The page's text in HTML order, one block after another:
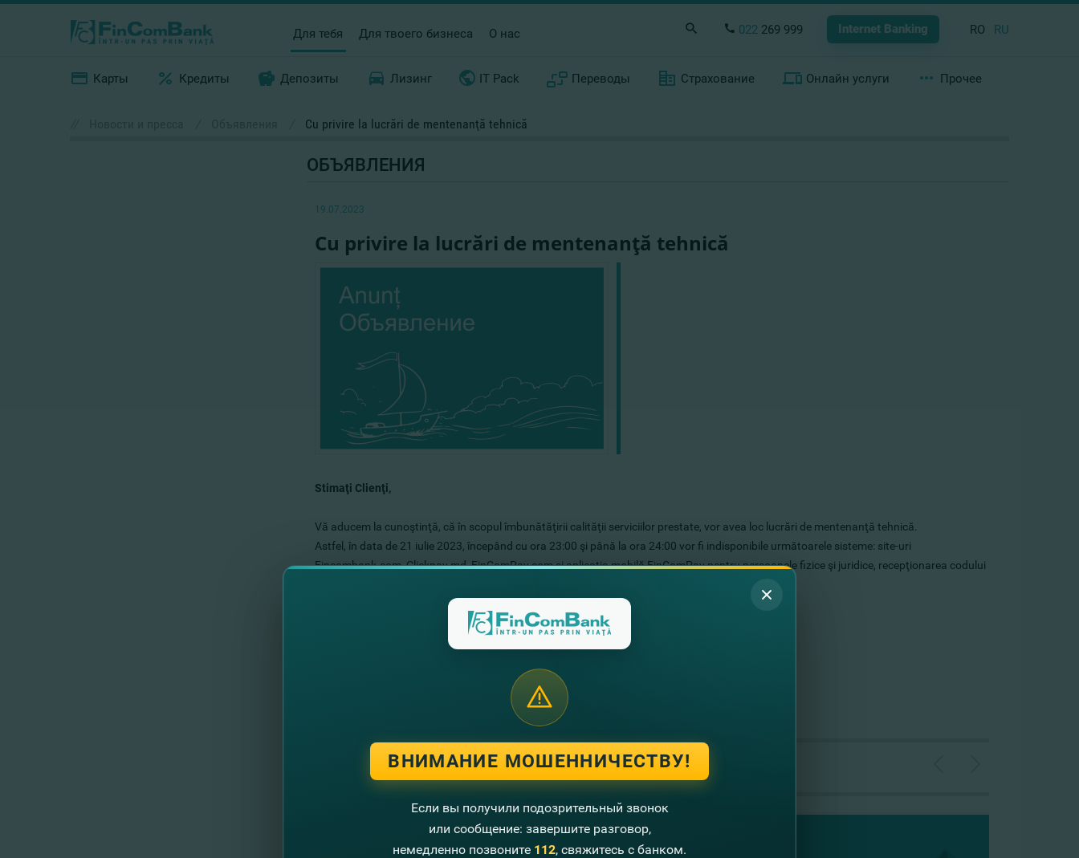
Для тебя Для твоего бизнеса О нас 022 269 999 Internet Banking RO RU
Карты Кредиты Депозиты Лизинг IT Pack Переводы Страхование Онлайн услуги Прочее
Cu privire la lucrări de mentenanţă tehnică
ОБЪЯВЛЕНИЯ
19.07.2023
Cu privire la lucrări de mentenanţă tehnică
Stimaţi Сlienţi,
Vă aducem la cunoştinţă, că în scopul îmbunătăţirii calităţii serviciilor prestate, vor avea loc lucrări de mentenanţă tehnică.
Astfel, în data de 21 iulie 2023, începând cu ora 23:00 şi până la ora 24:00 vor fi indisponibile următoarele sisteme: site-uri
Fincombank.com, Clickpay.md, FinComPay.com şi aplicaţia mobilă FinComPay pentru persoanele fizice şi juridice, recepţionarea codului
Vă mulţumim pentru înţelegere!
Другие новости
ВНИМАНИЕ МОШЕННИЧЕСТВУ!
Если вы получили подозрительный звонок
или сообщение: завершите разговор,
немедленно позвоните 112, свяжитесь с банком.